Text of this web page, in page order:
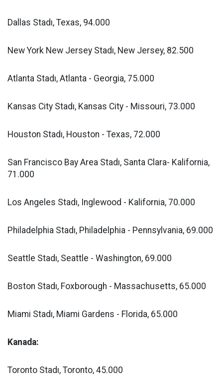
Dallas Stadı, Texas, 94.000
New York New Jersey Stadı, New Jersey, 82.500
Atlanta Stadı, Atlanta - Georgia, 75.000
Kansas City Stadı, Kansas City - Missouri, 73.000
Houston Stadı, Houston - Texas, 72.000
San Francisco Bay Area Stadı, Santa Clara- Kalifornia,
71.000
Los Angeles Stadı, Inglewood - Kalifornia, 70.000
Philadelphia Stadı, Philadelphia - Pennsylvania, 69.000
Seattle Stadı, Seattle - Washington, 69.000
Boston Stadı, Foxborough - Massachusetts, 65.000
Miami Stadı, Miami Gardens - Florida, 65.000
Kanada:
Toronto Stadı, Toronto, 45.000